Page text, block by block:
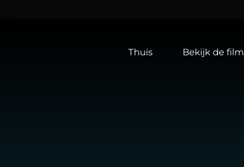
Thuis Bekijk de film